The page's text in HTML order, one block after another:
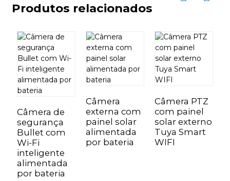
Produtos relacionados
Câmera de
segurança
Bullet com
Wi-Fi
inteligente
alimentada
por bateria
Câmera
externa com
painel solar
alimentada
por bateria
Câmera PTZ
com painel
solar externo
Tuya Smart
WIFI